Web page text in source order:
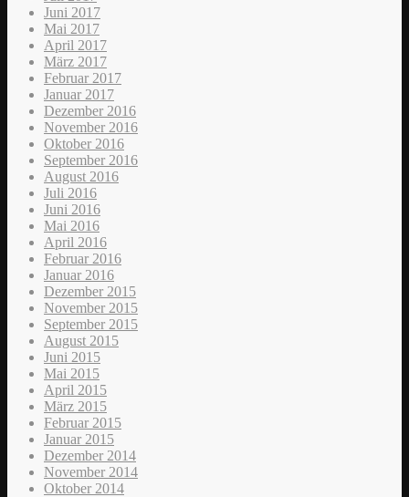
Juni 2017
Mai 2017
April 2017
März 2017
Februar 2017
Januar 2017
Dezember 2016
November 2016
Oktober 2016
September 2016
August 2016
Juli 2016
Juni 2016
Mai 2016
April 2016
Februar 2016
Januar 2016
Dezember 2015
November 2015
September 2015
August 2015
Juni 2015
Mai 2015
April 2015
März 2015
Februar 2015
Januar 2015
Dezember 2014
November 2014
Oktober 2014